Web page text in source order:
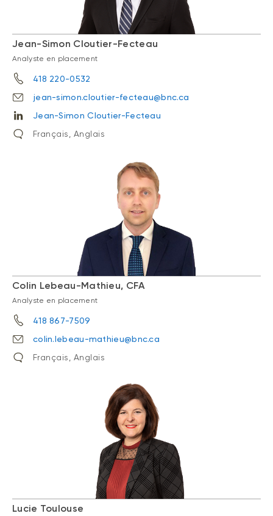
Jean-Simon Cloutier-Fecteau
Analyste en placement
418 220-0532
jean-simon.cloutier-fecteau@bnc.ca
Jean-Simon Cloutier-Fecteau
Français, Anglais
Colin Lebeau-Mathieu, CFA
Analyste en placement
418 867-7509
colin.lebeau-mathieu@bnc.ca
Français, Anglais
Lucie Toulouse